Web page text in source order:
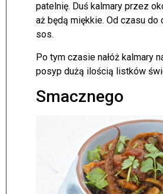
patelnię. Duś kalmary przez
aż będą miękkie. Od czasu do
sos.
Po tym czasie nałóż kalmary
posyp dużą ilością listków
Smacznego